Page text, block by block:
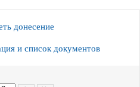
донесение
и список документов